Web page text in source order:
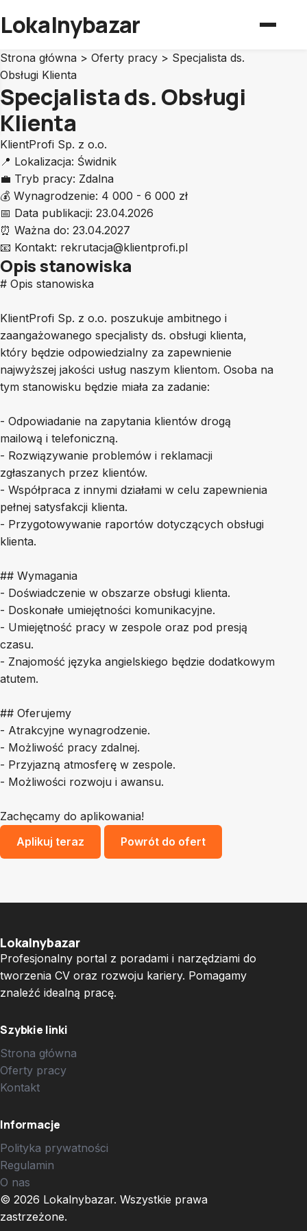
Lokalnybazar
Strona główna > Oferty pracy > Specjalista ds.
Obsługi Klienta
Specjalista ds. Obsługi
Klienta
KlientProfi Sp. z o.o.
📍 Lokalizacja: Świdnik
💼 Tryb pracy: Zdalna
💰 Wynagrodzenie: 4 000 - 6 000 zł
📅 Data publikacji: 23.04.2026
⏰ Ważna do: 23.04.2027
📧 Kontakt: rekrutacja@klientprofi.pl
Opis stanowiska
# Opis stanowiska
KlientProfi Sp. z o.o. poszukuje ambitnego i
zaangażowanego specjalisty ds. obsługi klienta,
który będzie odpowiedzialny za zapewnienie
najwyższej jakości usług naszym klientom. Osoba na
tym stanowisku będzie miała za zadanie:
- Odpowiadanie na zapytania klientów drogą
mailową i telefoniczną.
- Rozwiązywanie problemów i reklamacji
zgłaszanych przez klientów.
- Współpraca z innymi działami w celu zapewnienia
pełnej satysfakcji klienta.
- Przygotowywanie raportów dotyczących obsługi
klienta.
## Wymagania
- Doświadczenie w obszarze obsługi klienta.
- Doskonałe umiejętności komunikacyjne.
- Umiejętność pracy w zespole oraz pod presją
czasu.
- Znajomość języka angielskiego będzie dodatkowym
atutem.
## Oferujemy
- Atrakcyjne wynagrodzenie.
- Możliwość pracy zdalnej.
- Przyjazną atmosferę w zespole.
- Możliwości rozwoju i awansu.
Zachęcamy do aplikowania!
Aplikuj teraz
Powrót do ofert
Lokalnybazar
Profesjonalny portal z poradami i narzędziami do
tworzenia CV oraz rozwoju kariery. Pomagamy
znaleźć idealną pracę.
Szybkie linki
Strona główna
Oferty pracy
Kontakt
Informacje
Polityka prywatności
Regulamin
O nas
© 2026 Lokalnybazar. Wszystkie prawa
zastrzeżone.